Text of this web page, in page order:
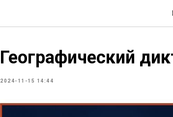
Географический
2024-11-15 14:44